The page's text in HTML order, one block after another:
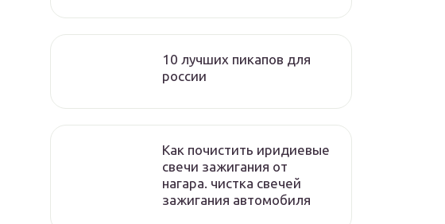
10 лучших пикапов для
россии
Как почистить иридиевые
свечи зажигания от
нагара. чистка свечей
зажигания автомобиля